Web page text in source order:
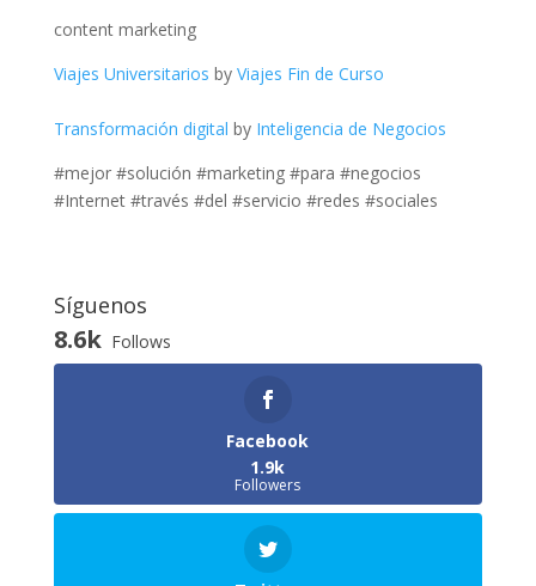
content marketing
Viajes Universitarios by Viajes Fin de Curso
Transformación digital by Inteligencia de Negocios
#mejor #solución #marketing #para #negocios
#Internet #través #del #servicio #redes #sociales
Síguenos
8.6k Follows
Facebook
1.9k
Followers